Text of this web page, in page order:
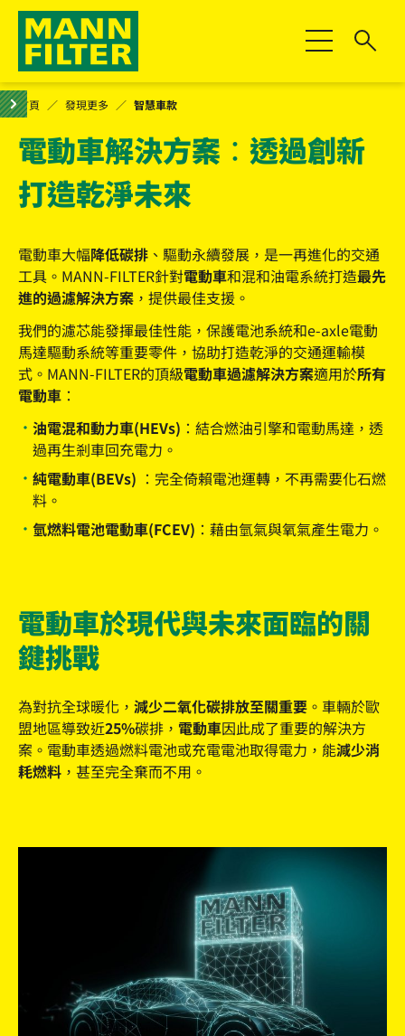
切換導航
首頁 發現更多 智慧車款
電動車解決方案：透過創新
打造乾淨未來
電動車大幅降低碳排 、驅動永續發展，是一再進化的交通
工具。MANN-FILTER針對電動車和混和油電系統打造最先
進的過濾解決方案 ，提供最佳支援。
我們的濾芯能發揮最佳性能，保護電池系統和e-axle電動
馬達驅動系統等重要零件，協助打造乾淨的交通運輸模
式。MANN-FILTER的頂級電動車過濾解決方案適用於所有
電動車 ：
油電混和動力車(HEVs)： 結合燃油引擎和電動馬達，透
過再生剎車回充電力。
純電動車(BEVs) ： 完全倚賴電池運轉，不再需要化石燃
料。
氫燃料電池電動車(FCEV)： 藉由氫氣與氧氣產生電力。
電動車於現代與未來面臨的關
鍵挑戰
為對抗全球暖化， 減少二氧化碳排放至關重要 。車輛於歐
盟地區導致近25%碳排 ，電動車因此成了重要的解決方
案。電動車透過燃料電池或充電電池取得電力，能減少消
耗燃料 ，甚至完全棄而不用。